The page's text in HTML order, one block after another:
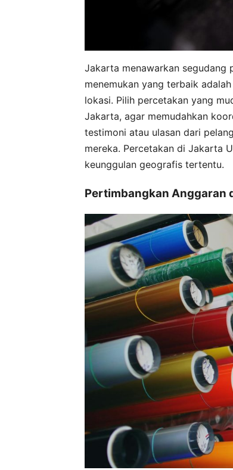
Jakarta menawarkan segudang
menemukan yang terbaik
lokasi. Pilih percetakan yang
Jakarta, agar memudahkan
testimoni atau ulasan dari
mereka. Percetakan di Jakarta
keunggulan geografis tertentu.
Pertimbangkan Anggaran